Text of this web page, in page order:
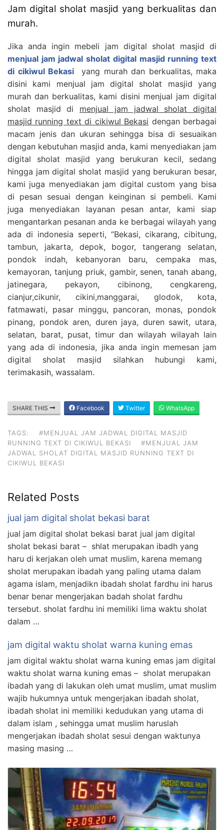
Jam digital sholat masjid yang berkualitas dan
murah.
Jika anda ingin mebeli jam digital sholat masjid di
menjual jam jadwal sholat digital masjid running text
di cikiwul Bekasi yang murah dan berkualitas, maka
disini kami menjual jam digital sholat masjid yang
murah dan berkualitas, kami disini menjual jam digital
sholat masjid di menjual jam jadwal sholat digital
masjid running text di cikiwul Bekasi dengan berbagai
macam jenis dan ukuran sehingga bisa di sesuaikan
dengan kebutuhan masjid anda, kami menyediakan jam
digital sholat masjid yang berukuran kecil, sedang
hingga jam digital sholat masjid yang berukuran besar,
kami juga menyediakan jam digital custom yang bisa
di pesan sesuai dengan keinginan si pembeli. Kami
juga menyediakan layanan pesan antar, kami siap
mengantarkan pesanan anda ke berbagai wilayah yang
ada di indonesia seperti, “Bekasi, cikarang, cibitung,
tambun, jakarta, depok, bogor, tangerang selatan,
pondok indah, kebanyoran baru, cempaka mas,
kemayoran, tanjung priuk, gambir, senen, tanah abang,
jatinegara, pekayon, cibinong, cengkareng,
cianjur,cikunir, cikini,manggarai, glodok, kota,
fatmawati, pasar minggu, pancoran, monas, pondok
pinang, pondok aren, duren jaya, duren sawit, utara,
selatan, barat, pusat, timur dan wilayah wilayah lain
yang ada di indonesia, jika anda ingin memesan jam
digital sholat masjid silahkan hubungi kami,
terimakasih, wassalam.
SHARE THIS Facebook Twitter WhatsApp
TAGS:
#MENJUAL JAM JADWAL DIGITAL MASJID
RUNNING TEXT DI CIKIWUL BEKASI
#MENJUAL JAM
JADWAL SHOLAT DIGITAL MASJID RUNNING TEXT DI
CIKIWUL BEKASI
Related Posts
jual jam digital sholat bekasi barat
jual jam digital sholat bekasi barat jual jam digital
sholat bekasi barat – shlat merupakan ibadh yang
haru di kerjakan oleh umat muslim, karena memang
sholat merupakan ibadah yang paling utama dalam
agama islam, menjadikn ibadah sholat fardhu ini harus
benar benar mengerjakan badah sholat fardhu
tersebut. sholat fardhu ini memiliki lima waktu sholat
dalam …
jam digital waktu sholat warna kuning emas
jam digital waktu sholat warna kuning emas jam digital
waktu sholat warna kuning emas – sholat merupakan
ibadah yang di lakukan oleh umat muslim, umat muslim
wajib hukumnya untuk mengerjakan ibadah sholat,
ibadah sholat ini memiliki kedudukan yang utama di
dalam islam , sehingga umat muslim haruslah
mengerjakan ibadah sholat sesui dengan waktunya
masing masing …